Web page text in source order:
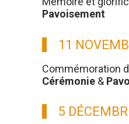
Pavoisement
11
Commémoration
Cérémonie &
5